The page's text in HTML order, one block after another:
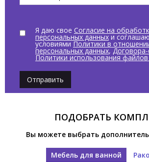
Я даю свое Согласие на
персональных данныхи
условиями Политики в
персональных данных,
Политики использования
Отправить
ПОДОБРАТЬ
Вы можете выбрать
Мебель для ванной